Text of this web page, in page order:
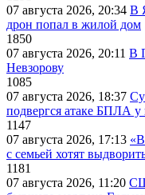
07 августа 2026, 20:34 В
дрон попал в жилой дом
1850
07 августа 2026, 20:11 В
Невзорову
1085
07 августа 2026, 18:37
подвергся атаке БПЛА у
1147
07 августа 2026, 17:13
с семьей хотят
1181
07 августа 2026, 11:20